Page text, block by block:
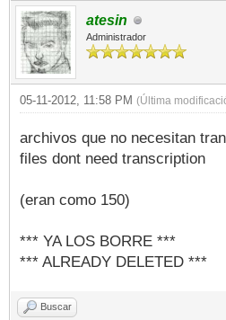
atesin
Administrador
05-11-2012, 11:58 PM (Última
archivos que no necesitan
files dont need transcription
(eran como 150)
*** YA LOS BORRE ***
*** ALREADY DELETED ***
Buscar